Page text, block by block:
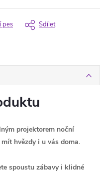
pes Sdílet
projektorem noční
hvězdy i u vás doma.
spoustu zábavy i klidné